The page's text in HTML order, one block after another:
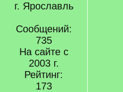
г. Ярославль
Сообщений:
735
На сайте с
2003 г.
Рейтинг:
173